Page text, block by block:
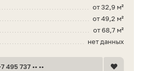
от 32,9 м²
от 49,2 м²
от 68,7 м²
нет данных
495 737 •• ••